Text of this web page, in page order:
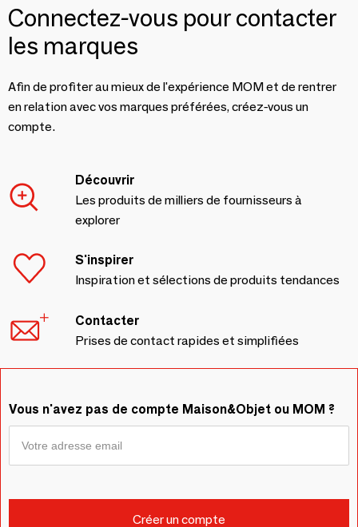
Connectez-vous pour contacter
les marques
Afin de profiter au mieux de l'expérience MOM et de rentrer
en relation avec vos marques préférées, créez-vous un
compte.
Découvrir
Les produits de milliers de fournisseurs à
explorer
S'inspirer
Inspiration et sélections de produits tendances
Contacter
Prises de contact rapides et simplifiées
Vous n'avez pas de compte Maison&Objet ou MOM ?